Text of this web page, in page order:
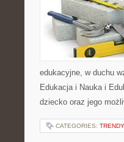
edukacyjne, w duchu
Edukacja i Nauka i
dziecko oraz jego
CATEGORIES: